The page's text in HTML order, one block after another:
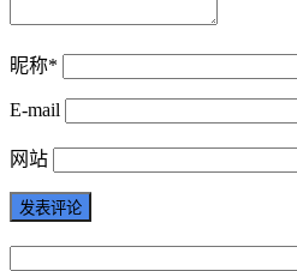
昵称*
E-mail
网站